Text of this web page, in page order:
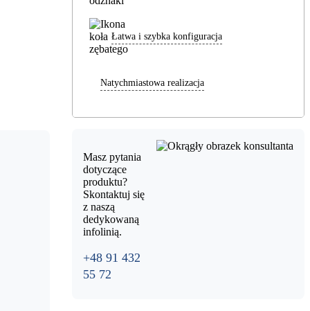
Łatwa i szybka konfiguracja
Natychmiastowa realizacja
Masz pytania
dotyczące
produktu?
Skontaktuj się
z naszą
dedykowaną
infolinią.
+48 91 432
55 72